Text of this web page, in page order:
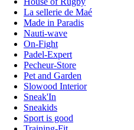
La sellerie de Maé
Made in Paradis
Nauti-wave
On-Fight
Padel-Expert
Pecheur-Store
Pet and Garden
Slowood Interior
Sneak'In
Sneakids
Sport is good